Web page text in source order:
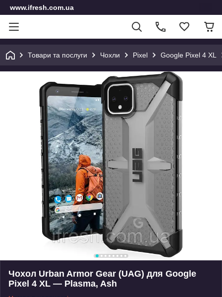
www.ifresh.com.ua
Товари та послуги Чохли Pixel Google Pixel 4 XL
Чохол Urban Armor Gear (UAG) для Google
Pixel 4 XL — Plasma, Ash